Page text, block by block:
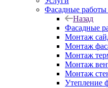
Фасадные работы
Назад
Фасадные
Монтаж
Монтаж
Монтаж
Монтаж
Монтаж
Утепление